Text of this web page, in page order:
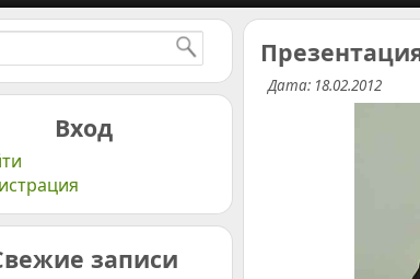
Вход
записи
Дата: 18.02.2012